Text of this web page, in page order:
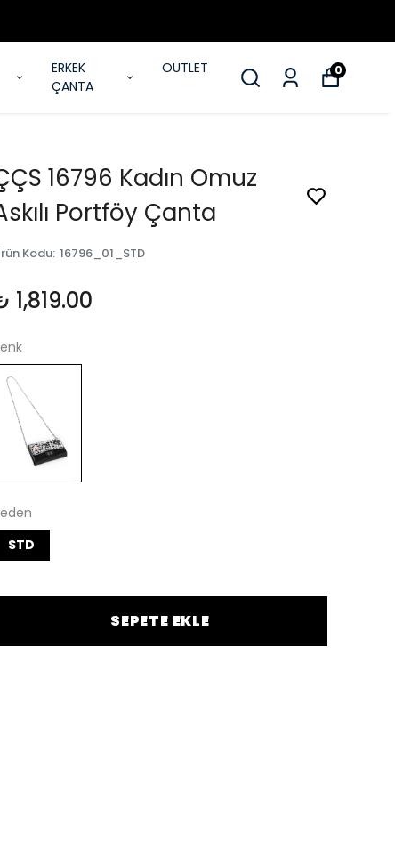
ERKEK
ÇANTA
OUTLET 0
16796 Kadın Omuz
Portföy Çanta
Kodu: 16796_01_STD
1,819.00
STD
SEPETE EKLE